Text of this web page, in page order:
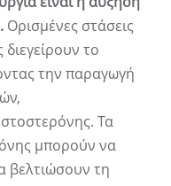
Ορισμένες στάσεις
το
την παραγωγή
Τα
μπορούν να
βελτιώσουν τη